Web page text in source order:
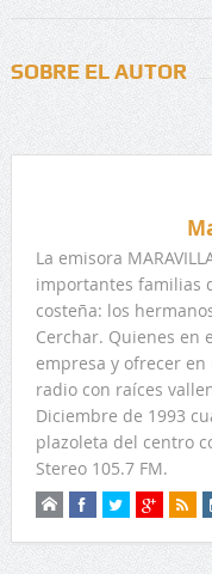
SOBRE EL AUTOR
La emisora
importantes familias
costeña: los
Cerchar. Quienes en
empresa y ofrecer
radio con raíces
Diciembre de 1993
plazoleta del centro
Stereo 105.7 FM.